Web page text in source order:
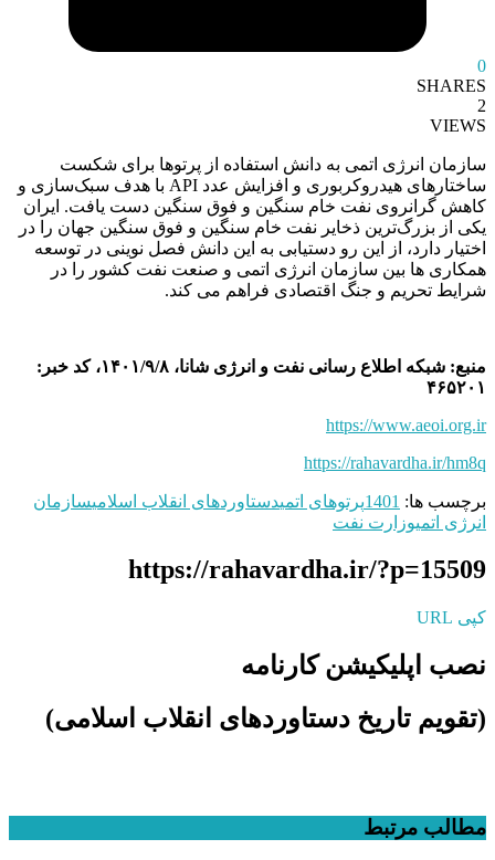
0
SHARES
2
VIEWS
سازمان انرژی اتمی به دانش استفاده از پرتوها برای شکست
ساختارهای هیدروکربوری و افزایش عدد API با هدف سبک‌سازی و
کاهش گرانروی نفت خام‌ سنگین و فوق سنگین دست یافت. ایران
یکی از بزرگ‌ترین ذخایر نفت خام سنگین و فوق سنگین جهان را در
اختیار دارد، از این رو دستیابی به این دانش فصل نوینی در توسعه
همکاری ‌ها بین سازمان انرژی اتمی و صنعت نفت کشور را در
شرایط تحریم و جنگ اقتصادی فراهم می کند.
منبع: شبکه اطلاع رسانی نفت و انرژی شانا، ۱۴۰۱/۹/۸، کد خبر:
۴۶۵۲۰۱
https://www.aeoi.org.ir
https://rahavardha.ir/hm8q
برچسب ها: 1401پرتوهای اتمیدستاوردهای انقلاب اسلامیسازمان
انرژی اتمیوزارت نفت
https://rahavardha.ir/?p=15509
کپی URL
نصب اپلیکیشن کارنامه
(تقویم تاریخ دستاوردهای انقلاب اسلامی​)
مطالب مرتبط